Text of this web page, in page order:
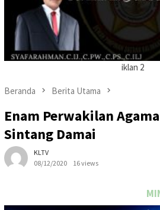
iklan 2
Beranda Berita Utama
Enam Perwakilan
Sintang Damai
KLTV
08/12/2020
16 views
MINAT PASANG IKLAN